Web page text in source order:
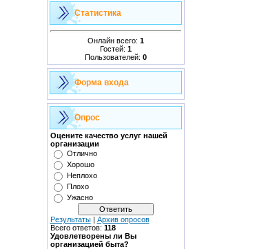
Статистика
Онлайн всего: 1
Гостей: 1
Пользователей: 0
Форма входа
Опрос
Оцените качество услуг нашей
организации
Отлично
Хорошо
Неплохо
Плохо
Ужасно
Результаты| Архив опросов
Всего ответов: 118
Удовлетворены ли Вы
организацией быта?